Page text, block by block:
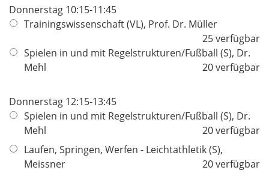
Donnerstag 10:15-11:45
Trainingswissenschaft (VL), Prof. Dr. Müller
25 verfügbar
Spielen in und mit Regelstrukturen/Fußball (S), Dr.
Mehl
20 verfügbar
Donnerstag 12:15-13:45
Spielen in und mit Regelstrukturen/Fußball (S), Dr.
Mehl
20 verfügbar
Laufen, Springen, Werfen - Leichtathletik (S),
Meissner
20 verfügbar